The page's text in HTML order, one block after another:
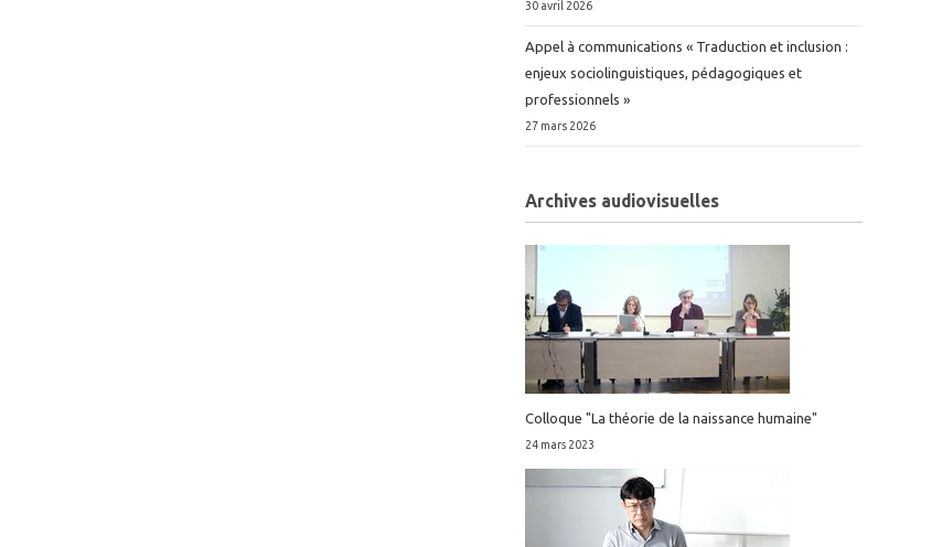
30 avril 2026
Appel à communications « Traduction et inclusion :
enjeux sociolinguistiques, pédagogiques et
professionnels »
27 mars 2026
Archives audiovisuelles
Colloque "La théorie de la naissance humaine"
24 mars 2023